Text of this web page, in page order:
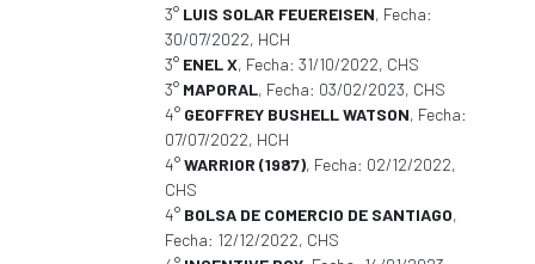
3° LUIS SOLAR FEUEREISEN, Fecha:
30/07/2022, HCH
3° ENEL X, Fecha: 31/10/2022, CHS
3° MAPORAL, Fecha: 03/02/2023, CHS
4° GEOFFREY BUSHELL WATSON, Fecha:
07/07/2022, HCH
4°WARRIOR (1987), Fecha: 02/12/2022,
CHS
4° BOLSA DE COMERCIO DE SANTIAGO,
Fecha: 12/12/2022, CHS